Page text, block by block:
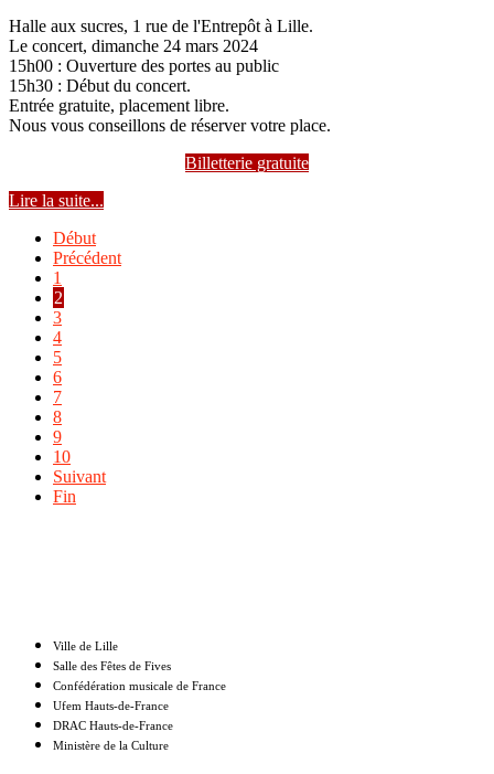
Halle aux sucres, 1 rue de l'Entrepôt à Lille.
Le concert, dimanche 24 mars 2024
15h00 : Ouverture des portes au public
15h30 : Début du concert.
Entrée gratuite, placement libre.
Nous vous conseillons de réserver votre place.
Billetterie gratuite
Lire la suite...
Début
Précédent
1
2
3
4
5
6
7
8
9
10
Suivant
Fin
Ville de Lille
Salle des Fêtes de Fives
Confédération musicale de France
Ufem Hauts-de-France
DRAC Hauts-de-France
Ministère de la Culture